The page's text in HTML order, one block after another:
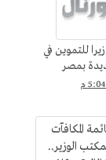
للتموين في
بمصر